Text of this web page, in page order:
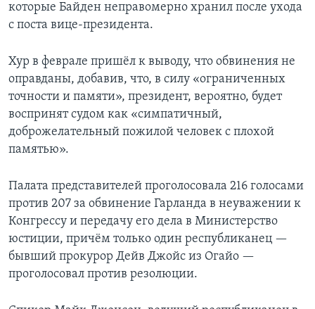
которые Байден неправомерно хранил после ухода
с поста вице-президента.
Хур в феврале пришёл к выводу, что обвинения не
оправданы, добавив, что, в силу «ограниченных
точности и памяти», президент, вероятно, будет
воспринят судом как «симпатичный,
доброжелательный пожилой человек с плохой
памятью».
Палата представителей проголосовала 216 голосами
против 207 за обвинение Гарланда в неуважении к
Конгрессу и передачу его дела в Министерство
юстиции, причём только один республиканец —
бывший прокурор Дейв Джойс из Огайо —
проголосовал против резолюции.